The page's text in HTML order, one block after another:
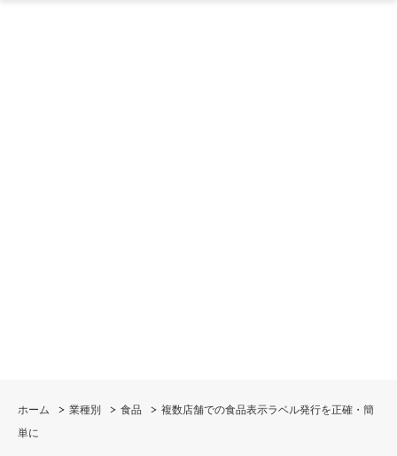
ホーム 業種別 食品
複数店舗での食品表示ラベル発行を正確・簡
単に